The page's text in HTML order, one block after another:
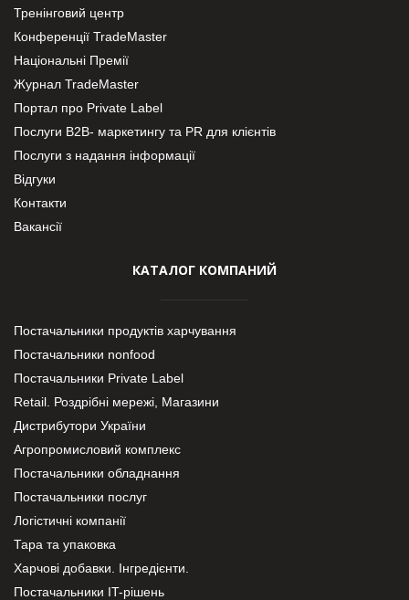
Тренінговий центр
Конференції TradeMaster
Національні Премії
Журнал TradeMaster
Портал про Private Label
Послуги В2В- маркетингу та PR для клієнтів
Послуги з надання інформації
Відгуки
Контакти
Вакансії
КАТАЛОГ КОМПАНИЙ
Постачальники продуктів харчування
Постачальники nonfood
Постачальники Private Label
Retail. Роздрібні мережі, Магазини
Дистрибутори України
Агропромисловий комплекс
Постачальники обладнання
Постачальники послуг
Логістичні компанії
Тара та упаковка
Харчові добавки. Інгредієнти.
Постачальники IT-рішень